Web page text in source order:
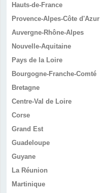
Hauts-de-France
Provence-Alpes-Côte d'Azur
Auvergne-Rhône-Alpes
Nouvelle-Aquitaine
Pays de la Loire
Bourgogne-Franche-Comté
Bretagne
Centre-Val de Loire
Corse
Grand Est
Guadeloupe
Guyane
La Réunion
Martinique